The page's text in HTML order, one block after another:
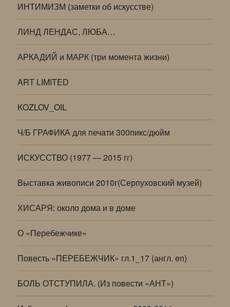
ИНТИМИЗМ (заметки об искусстве)
ЛИНД ЛЕНДАС, ЛЮБА…
АРКАДИЙ и МАРК (три момента жизни)
ART LIMITED
KOZLOV_OIL
Ч/Б ГРАФИКА для печати 300пикс/дюйм
ИСКУССТВО (1977 — 2015 гг)
Выставка живописи 2010г(Серпуховский музей)
ХИСАРЯ: около дома и в доме
О «Перебежчике»
Повесть «ПЕРЕБЕЖЧИК» гл.1_17 (англ. en)
БОЛЬ ОТСТУПИЛА. (Из повести «АНТ»)